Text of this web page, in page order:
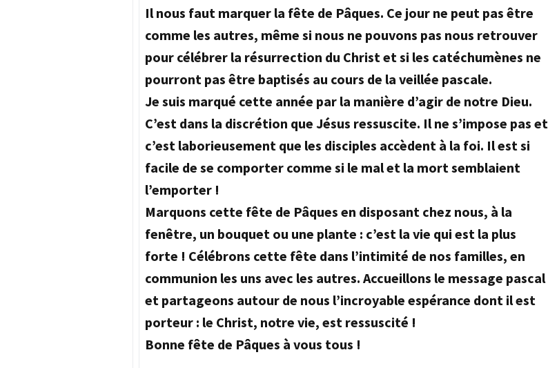
Il nous faut marquer la fête de Pâques. Ce jour ne peut pas être
comme les autres, même si nous ne pouvons pas nous retrouver
pour célébrer la résurrection du Christ et si les catéchumènes ne
pourront pas être baptisés au cours de la veillée pascale.
Je suis marqué cette année par la manière d’agir de notre Dieu.
C’est dans la discrétion que Jésus ressuscite. Il ne s’impose pas et
c’est laborieusement que les disciples accèdent à la foi. Il est si
facile de se comporter comme si le mal et la mort semblaient
l’emporter !
Marquons cette fête de Pâques en disposant chez nous, à la
fenêtre, un bouquet ou une plante : c’est la vie qui est la plus
forte ! Célébrons cette fête dans l’intimité de nos familles, en
communion les uns avec les autres. Accueillons le message pascal
et partageons autour de nous l’incroyable espérance dont il est
porteur : le Christ, notre vie, est ressuscité !
Bonne fête de Pâques à vous tous !